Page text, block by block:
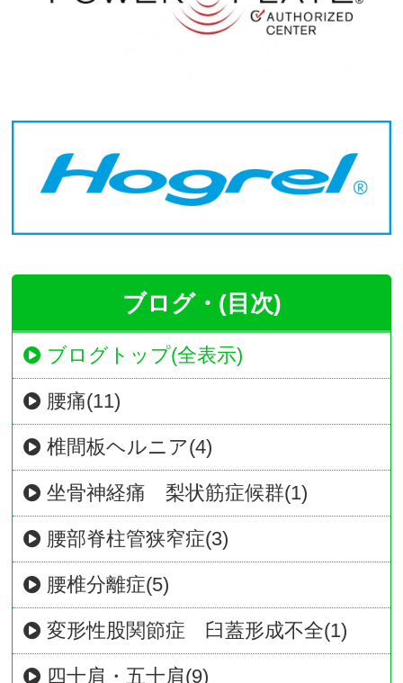
ブログ・(目次)
ブログトップ(全表示)
腰痛(11)
椎間板ヘルニア(4)
坐骨神経痛 梨状筋症候群(1)
腰部脊柱管狭窄症(3)
腰椎分離症(5)
変形性股関節症 臼蓋形成不全(1)
四十肩・五十肩(9)